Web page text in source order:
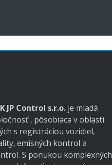
JP Control s.r.o. je mladá
, pôsobiaca v oblasti
s registráciou vozidiel,
emisných kontrol a
S ponukou komplexných